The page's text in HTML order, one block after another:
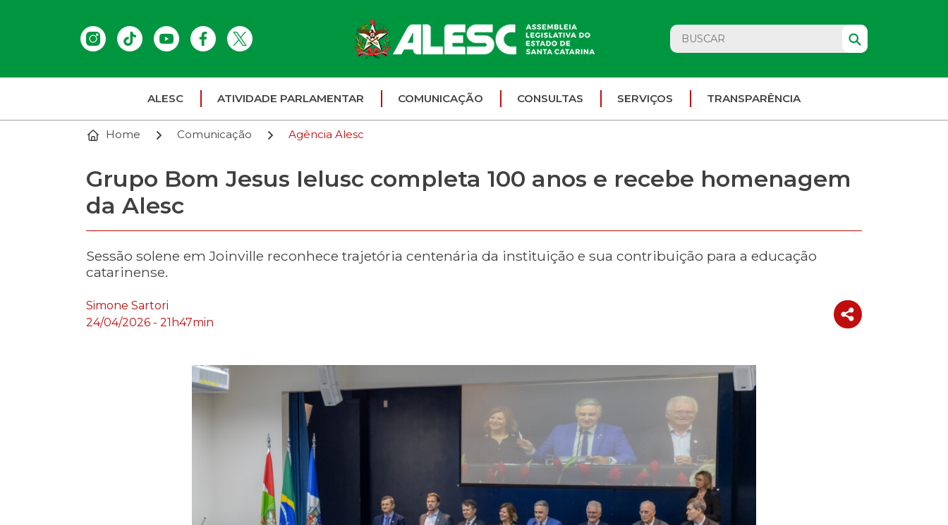
ALESC ATIVIDADE PARLAMENTAR COMUNICAÇÃO CONSULTAS SERVIÇOS TRANSPARÊNCIA
Home Comunicação Agência Alesc
Grupo Bom Jesus Ielusc completa 100 anos e recebe homenagem
da Alesc
Sessão solene em Joinville reconhece trajetória centenária da instituição e sua contribuição para a educação
catarinense.
Simone Sartori
24/04/2026 - 21h47min